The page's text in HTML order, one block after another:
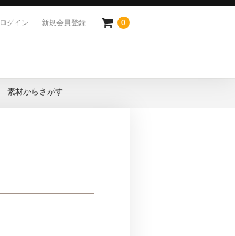
ログイン 新規会員登録 0
素材からさがす